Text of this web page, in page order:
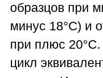
образцов при
минус 18°С) и
при плюс
цикл